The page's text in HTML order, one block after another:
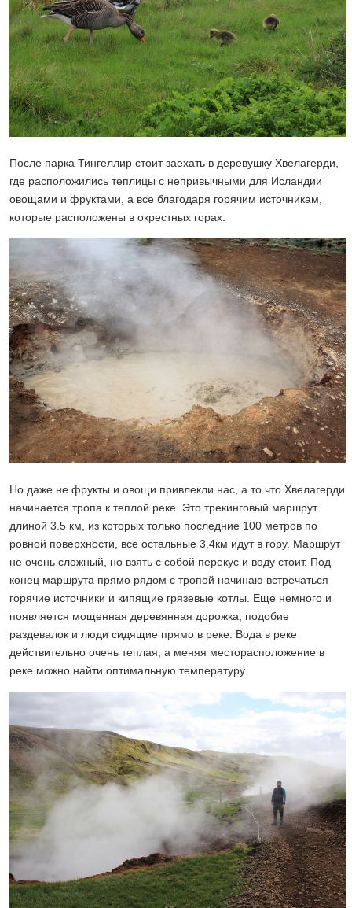
После парка Тингеллир стоит заехать в деревушку Хвелагерди,
где расположились теплицы с непривычными для Исландии
овощами и фруктами, а все благодаря горячим источникам,
которые расположены в окрестных горах.
Но даже не фрукты и овощи привлекли нас, а то что Хвелагерди
начинается тропа к теплой реке. Это трекинговый маршрут
длиной 3.5 км, из которых только последние 100 метров по
ровной поверхности, все остальные 3.4км идут в гору. Маршрут
не очень сложный, но взять с собой перекус и воду стоит. Под
конец маршрута прямо рядом с тропой начинаю встречаться
горячие источники и кипящие грязевые котлы. Еще немного и
появляется мощенная деревянная дорожка, подобие
раздевалок и люди сидящие прямо в реке. Вода в реке
действительно очень теплая, а меняя месторасположение в
реке можно найти оптимальную температуру.